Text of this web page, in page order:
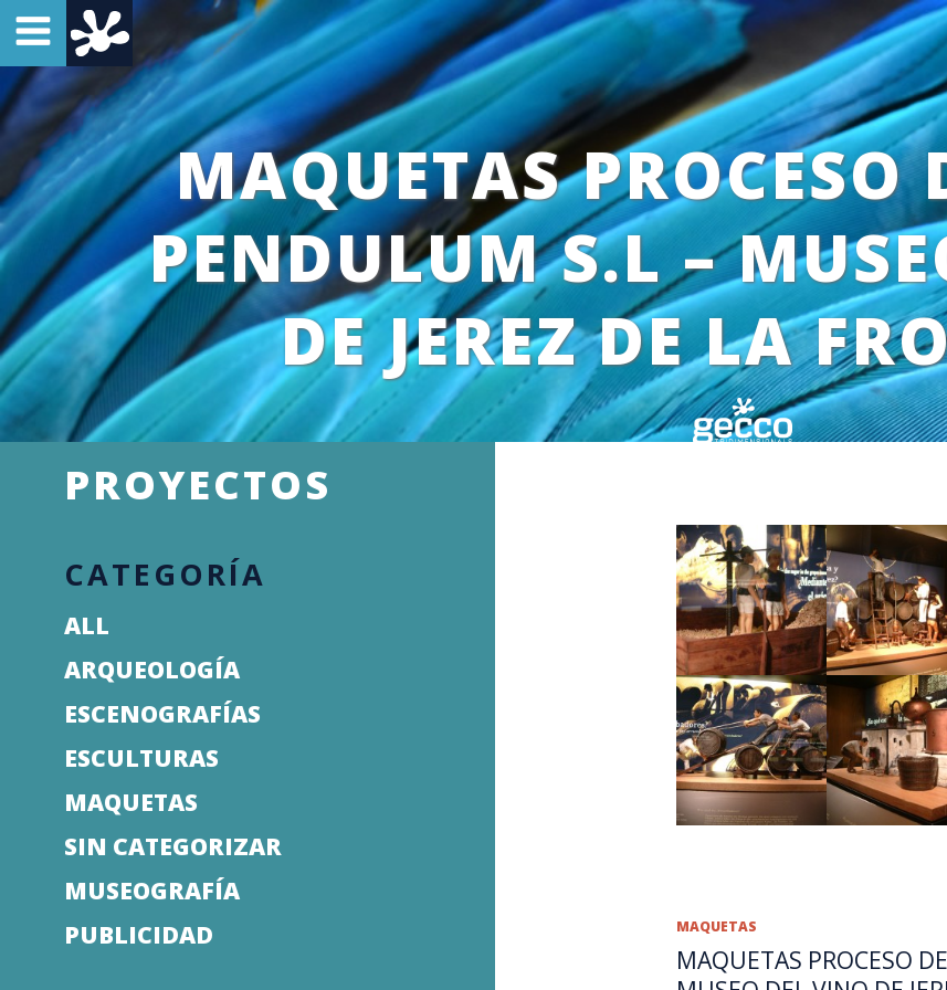
MAQUETAS PROCESO
PENDULUM S.L –
DE JEREZ DE LA
PROYECTOS
CATEGORÍA
ALL
ARQUEOLOGÍA
ESCENOGRAFÍAS
ESCULTURAS
MAQUETAS
SIN CATEGORIZAR
MUSEOGRAFÍA
PUBLICIDAD
MAQUETAS
MAQUETAS PROCESO